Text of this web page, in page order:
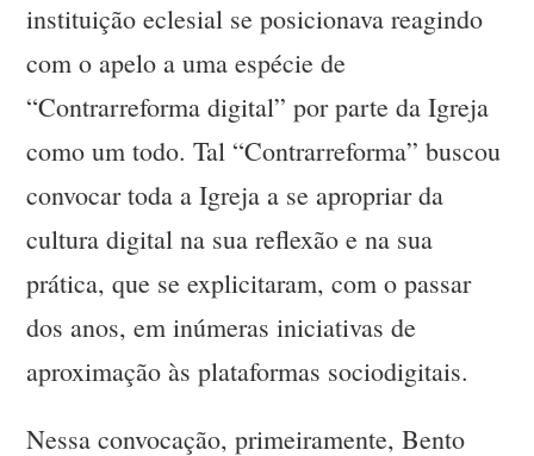
instituição eclesial se posicionava reagindo
com o apelo a uma espécie de
“Contrarreforma digital” por parte da Igreja
como um todo. Tal “Contrarreforma” buscou
convocar toda a Igreja a se apropriar da
cultura digital na sua reflexão e na sua
prática, que se explicitaram, com o passar
dos anos, em inúmeras iniciativas de
aproximação às plataformas sociodigitais.
Nessa convocação, primeiramente, Bento